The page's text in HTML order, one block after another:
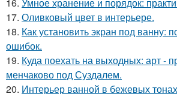
16. Умное хранение и порядок:
17. Оливковый цвет в интерьере.
18. Как установить экран под ванну:
ошибок.
19. Куда поехать на выходных: арт -
менчаково под Суздалем.
20. Интерьер ванной в бежевых